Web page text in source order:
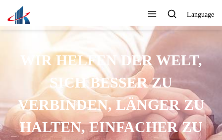
Language
WIR HELFEN DER WELT,
SICH BESSER ZU
VERBINDEN, LÄNGER ZU
HALTEN, EINFACHER ZU